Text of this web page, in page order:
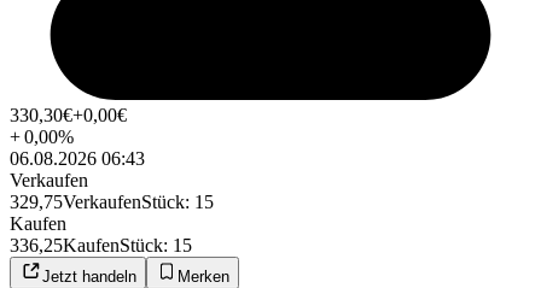
330,30€+0,00€
+0,00%
06.08.2026 06:43
Verkaufen
329,75VerkaufenStück: 15
Kaufen
336,25KaufenStück: 15
Jetzt handeln Merken